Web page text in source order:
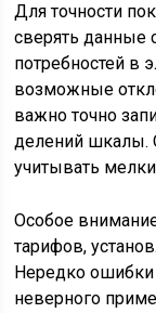
Для точности
сверять данные
потребностей в
возможные
важно точно
делений шкалы.
учитывать
Особое
тарифов,
Нередко ошибки
неверного